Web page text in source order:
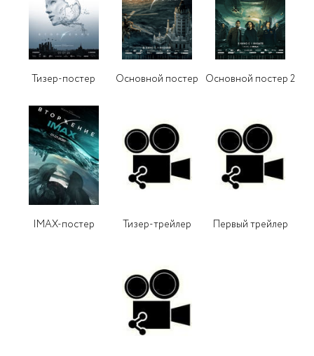
Тизер-постер Основной постер Основной постер 2
IMAX-постер Тизер-трейлер Первый трейлер